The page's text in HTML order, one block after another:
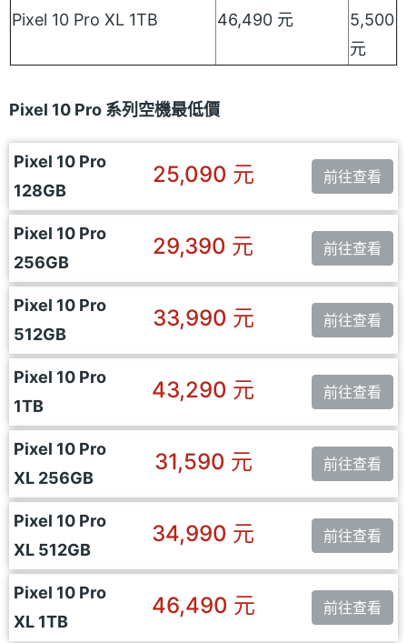
Pixel 10 Pro XL 1TB 46,490 元
5,500
元
Pixel 10 Pro 系列空機最低價
Pixel 10 Pro
128GB
25,090 元 前往查看
Pixel 10 Pro
256GB
29,390 元 前往查看
Pixel 10 Pro
512GB
33,990 元 前往查看
Pixel 10 Pro
1TB
43,290 元 前往查看
Pixel 10 Pro
XL 256GB
31,590 元 前往查看
Pixel 10 Pro
XL 512GB
34,990 元 前往查看
Pixel 10 Pro
XL 1TB
46,490 元 前往查看